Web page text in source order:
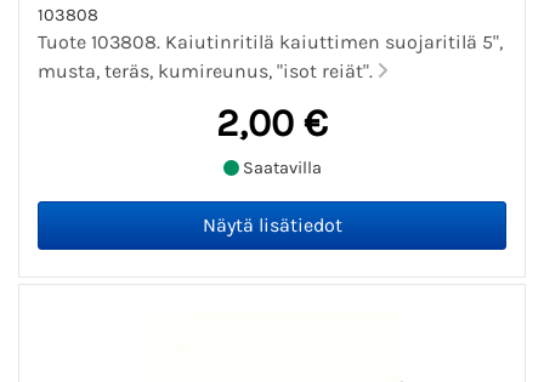
103808
Tuote 103808. Kaiutinritilä kaiuttimen suojaritilä 5",
musta, teräs, kumireunus, "isot reiät".
2,00 €
Saatavilla